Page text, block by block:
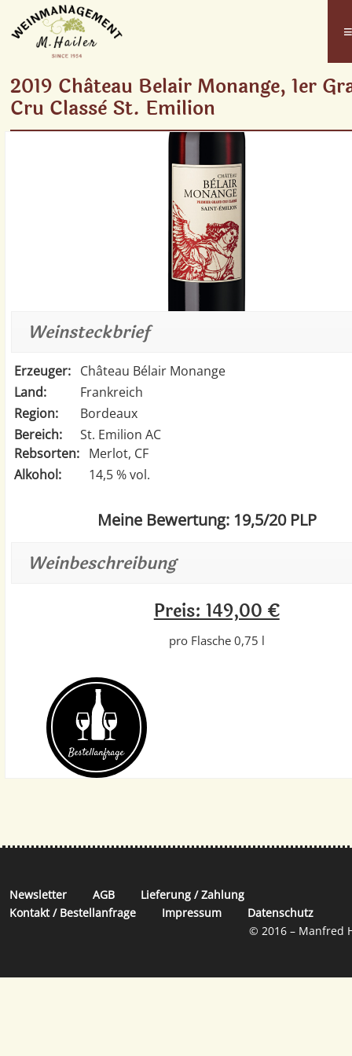
≡
2019 Château Belair Monange, 1er
Cru Classè St. Emilion
Weinsteckbrief
Erzeuger: Château Bélair Monange
Land:
Frankreich
Region:
Bordeaux
Bereich:
St. Emilion AC
Rebsorten: Merlot, CF
Alkohol:
14,5 % vol.
Meine Bewertung: 19,5/20 PLP
Weinbeschreibung
Preis: 149,00 €
pro Flasche 0,75 l
Bestell­anfrage
Newsletter AGB
Lieferung / Zahlung
Kontakt / Bestellanfrage
Impressum
Datenschutz
© 2016 – Manfred